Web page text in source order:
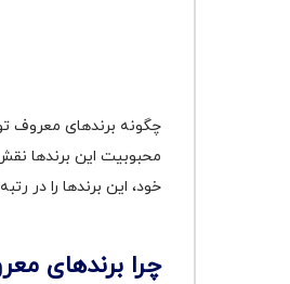
چگونه برندهای معروف
محبوبیت این برندها
خود، این برندها را در
چرا برندهای